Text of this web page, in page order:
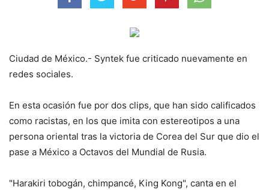
Ciudad de México.- Syntek fue criticado nuevamente en
redes sociales.
En esta ocasión fue por dos clips, que han sido calificados
como racistas, en los que imita con estereotipos a una
persona oriental tras la victoria de Corea del Sur que dio el
pase a México a Octavos del Mundial de Rusia.
"Harakiri tobogán, chimpancé, King Kong", canta en el